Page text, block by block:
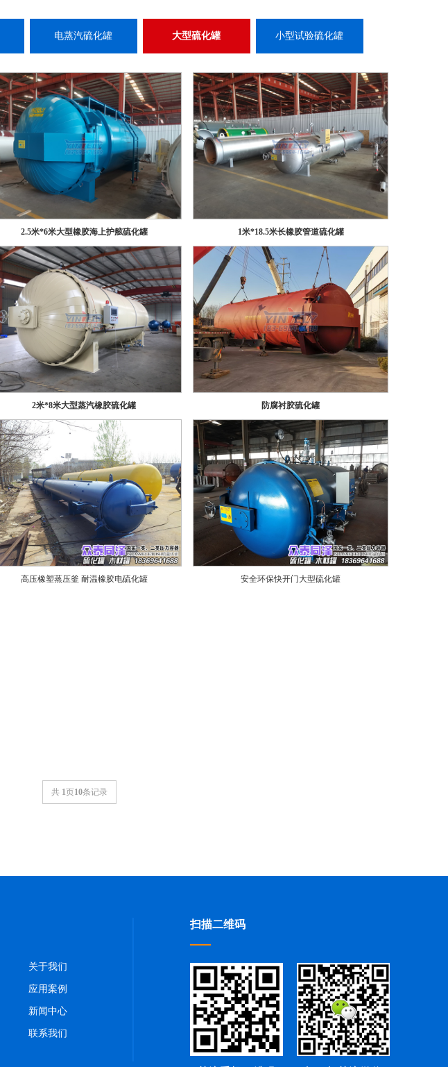
电蒸汽硫化罐 大型硫化罐 小型试验硫化罐
2.5米*6米大型橡胶海上护舷硫化罐 1米*18.5米长橡胶管道硫化罐
2米*8米大型蒸汽橡胶硫化罐 防腐衬胶硫化罐
高压橡塑蒸压釜 耐温橡胶电硫化罐 安全环保快开门大型硫化罐
共 1页10条记录
关于我们
应用案例
新闻中心
联系我们
扫描二维码